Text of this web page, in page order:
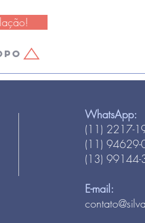
WhatsApp:
(11) 2217-
(11)
(13) 99144-
E-mail: